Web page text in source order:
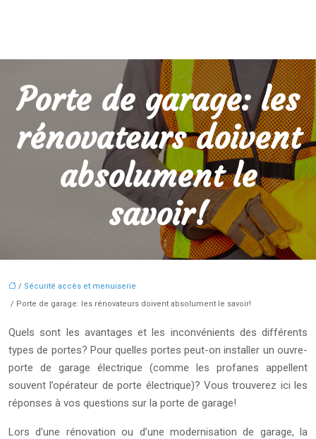
Porte de garage: les
rénovateurs doivent
absolument le
savoir!
/ Sécurité accès et menuiserie
/ Porte de garage: les rénovateurs doivent absolument le savoir!
Quels sont les avantages et les inconvénients des différents
types de portes? Pour quelles portes peut-on installer un ouvre-
porte de garage électrique (comme les profanes appellent
souvent l’opérateur de porte électrique)? Vous trouverez ici les
réponses à vos questions sur la porte de garage!
Lors d’une rénovation ou d’une modernisation de garage, la